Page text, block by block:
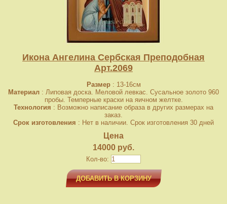
Икона Ангелина Сербская Преподобная
Арт.2069
Размер: 13-16см
Материал : Липовая доска. Меловой левкас. Сусальное золото 960
пробы. Темперные краски на яичном желтке.
Технология : Возможно написание образа в других размерах на
заказ.
Срок изготовления : Нет в наличии. Срок изготовления 30 дней
Цена
14000 руб.
Кол-во:
ДОБАВИТЬ В КОРЗИНУ